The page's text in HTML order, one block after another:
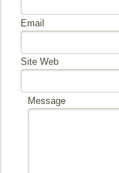
Email
Site Web
Message